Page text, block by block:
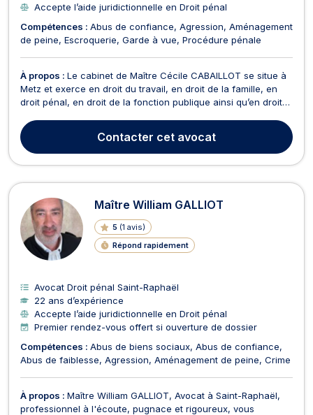
Accepte l’aide juridictionnelle en Droit pénal
Compétences : Abus de confiance Agression Aménagement
de peine Escroquerie Garde à vue Procédure pénale
À propos : Le cabinet de Maître Cécile CABAILLOT se situe à
Metz et exerce en droit du travail, en droit de la famille, en
droit pénal, en droit de la fonction publique ainsi qu’en droit
dossiers liés au droit du travail et de la sécurité sociale. Ainsi,
s'agissant du droit du ...Contacter cet avocat
Maître William GALLIOT
5 (1 avis)
Répond rapidement
Avocat Droit pénal Saint-Raphaël
22 ans d’expérience
Accepte l’aide juridictionnelle en Droit pénal
Premier rendez-vous offert si ouverture de dossier
Compétences : Abus de biens sociaux Abus de confiance
Abus de faiblesse Agression Aménagement de peine Crime
À propos : Maître William GALLIOT, Avocat à Saint-Raphaël,
professionnel à l'écoute, pugnace et rigoureux, vous